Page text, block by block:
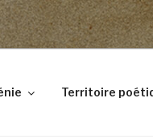
Territoire